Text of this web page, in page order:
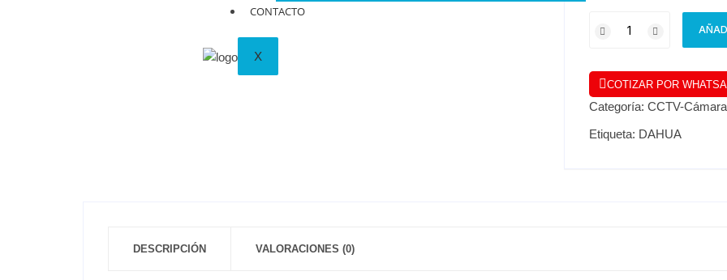
CONTACTO
X
COTIZAR POR
Categoría: CCTV-
Etiqueta: DAHUA
DESCRIPCIÓN VALORACIONES (0)